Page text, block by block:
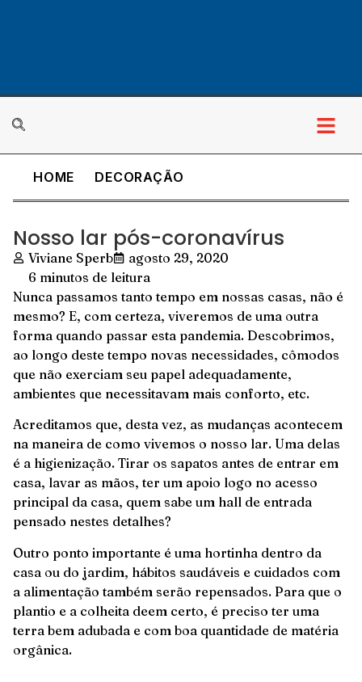
HOME DECORAÇÃO
Nosso lar pós-coronavírus
Viviane Sperb
agosto 29, 2020
6 minutos de leitura
Nunca passamos tanto tempo em nossas casas, não é
mesmo? E, com certeza, viveremos de uma outra
forma quando passar esta pandemia. Descobrimos,
ao longo deste tempo novas necessidades, cômodos
que não exerciam seu papel adequadamente,
ambientes que necessitavam mais conforto, etc.
Acreditamos que, desta vez, as mudanças acontecem
na maneira de como vivemos o nosso lar. Uma delas
é a higienização. Tirar os sapatos antes de entrar em
casa, lavar as mãos, ter um apoio logo no acesso
principal da casa, quem sabe um hall de entrada
pensado nestes detalhes?
Outro ponto importante é uma hortinha dentro da
casa ou do jardim, hábitos saudáveis e cuidados com
a alimentação também serão repensados. Para que o
plantio e a colheita deem certo, é preciso ter uma
terra bem adubada e com boa quantidade de matéria
orgânica.